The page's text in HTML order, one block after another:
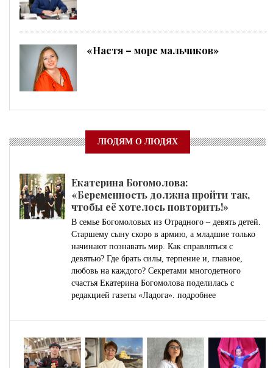
«Настя – море мальчиков»
ЛЮДЯМ О ЛЮДЯХ
Екатерина Богомолова:
«Беременность должна пройти так,
чтобы её хотелось повторить!»
В семье Богомоловых из Отрадного – девять детей.
Старшему сыну скоро в армию, а младшие только
начинают познавать мир. Как справляться с
девятью? Где брать силы, терпение и, главное,
любовь на каждого? Секретами многодетного
счастья Екатерина Богомолова поделилась с
редакцией газеты «Ладога». подробнее